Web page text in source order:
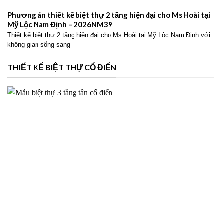
Phương án thiết kế biệt thự 2 tầng hiện đại cho Ms Hoài tại
Mỹ Lộc Nam Định – 2026NM39
Thiết kế biệt thự 2 tầng hiện đại cho Ms Hoài tại Mỹ Lộc Nam Định với
không gian sống sang
THIẾT KẾ BIỆT THỰ CỔ ĐIỂN